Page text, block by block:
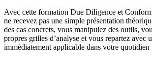
Avec cette formation Due Diligence et
ne recevez pas une simple présentation
des cas concrets, vous manipulez des outils,
propres grilles d’analyse et vous repartez avec
immédiatement applicable dans votre quotidien